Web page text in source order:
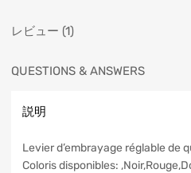
レビュー (1)
QUESTIONS & ANSWERS
説明
Levier d’embrayage réglable de
Coloris disponibles: